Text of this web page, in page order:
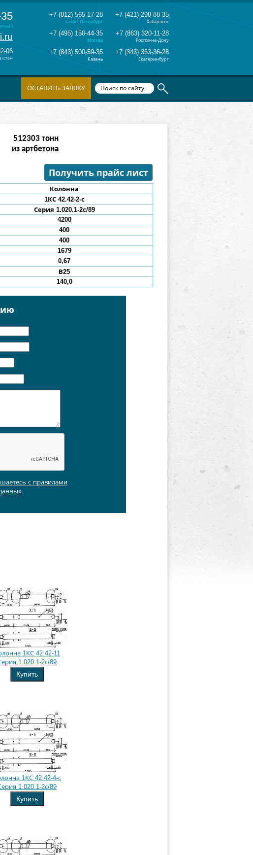
06
+7 (812) 565-17-28
Санкт-Петербург
+7 (421) 298-88-35
Хабаровск
+7 (495) 150-44-35
Москва
+7 (863) 320-11-28
Ростов-на-Дону
+7 (843) 500-59-35
Казань
+7 (343) 363-36-28
Екатеринбург
ОСТАВИТЬ ЗАЯВКУ
512303тонн
из артбетона
Получить прайс лист
Колонна
1КС 42.42-2-с
Серия 1.020.1-2с/89
4200
400
400
1679
0,67
В25
140,0
с правилами
1КС 42.42-11
1.020.1-2с/89
Купить
1КС 42.42-4-с
1.020.1-2с/89
Купить